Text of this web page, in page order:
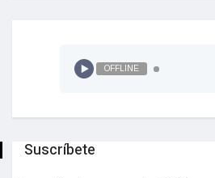
OFFLINE
Suscríbete